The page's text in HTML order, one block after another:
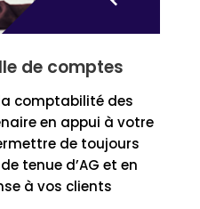
de comptes
comptabilité des
en appui à votre
de toujours
tenue d’AG et en
à vos clients